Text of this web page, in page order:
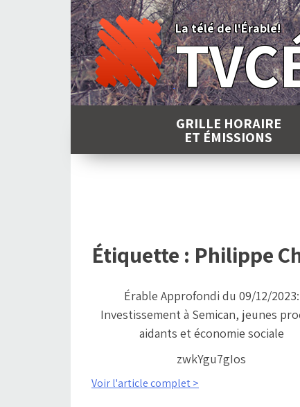
La télé de l'Érable!
GRILLE HORAIRE
ET ÉMISSIONS
Étiquette : Philippe
Érable Approfondi du 09/12/2023:
Investissement à Semican, jeunes
aidants et économie sociale
zwkYgu7gIos
Voir l'article complet >